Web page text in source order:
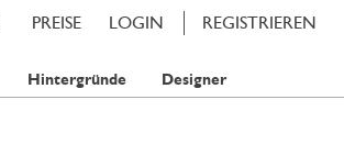
LOGIN REGISTRIEREN
PREISE
Hintergründe Designer